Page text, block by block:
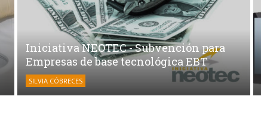
Iniciativa NEOTEC - Subvención para
Empresas de base tecnológica EBT
SILVIA CÓBRECES